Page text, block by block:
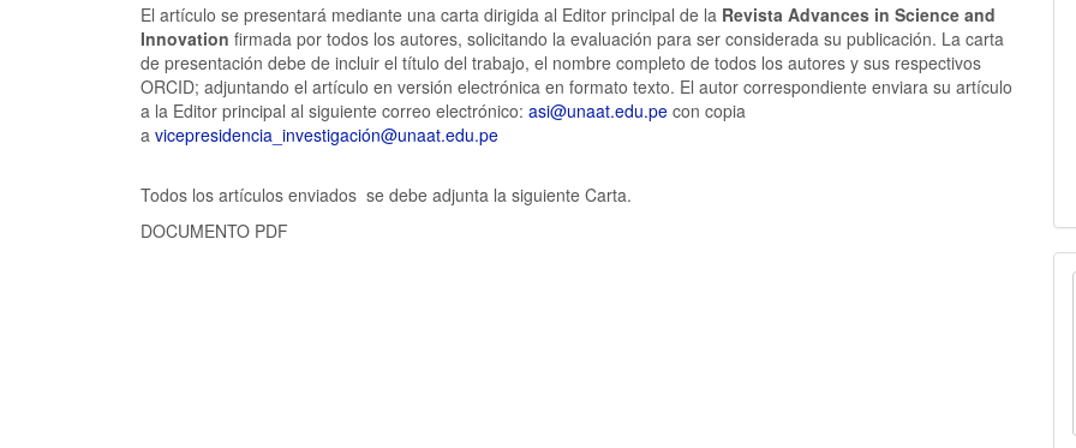
El artículo se presentará mediante una carta dirigida al Editor principal de la Revista Advances in Science and
Innovation firmada por todos los autores, solicitando la evaluación para ser considerada su publicación. La carta
de presentación debe de incluir el título del trabajo, el nombre completo de todos los autores y sus respectivos
ORCID; adjuntando el artículo en versión electrónica en formato texto. El autor correspondiente enviara su artículo
a la Editor principal al siguiente correo electrónico: asi@unaat.edu.pe con copia
a vicepresidencia_investigación@unaat.edu.pe
Todos los artículos enviados se debe adjunta la siguiente Carta.
DOCUMENTO PDF